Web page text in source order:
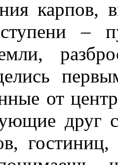
карпов,
–
от
друг